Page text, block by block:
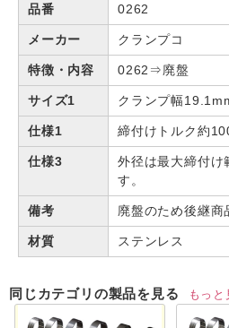
品番 0262
メーカー クランプコ
特徴・内容 0262⇒廃盤
サイズ1 クランプ幅
仕様1 締付けトルク約
仕様3
外径は最大締付け
す。
備考 廃盤のため後継商
材質 ステンレス
同じカテゴリの製品を見る もっと